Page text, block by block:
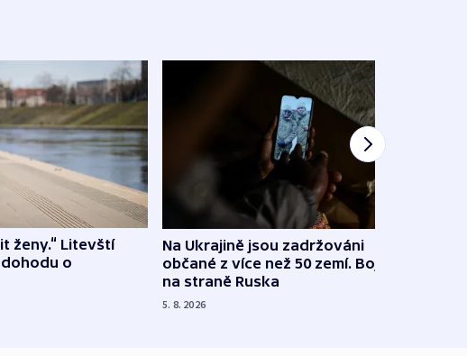
ženy.“ Litevští
o
Na Ukrajině jsou zadržováni
občané z více než 50 zemí. Bojovali
na straně Ruska
5. 8. 2026